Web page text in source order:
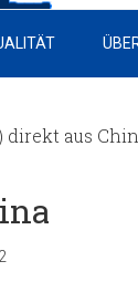
direkt aus